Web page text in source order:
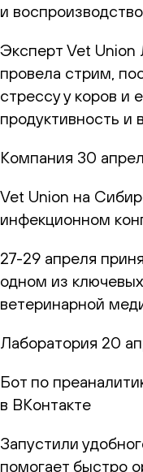
и воспроизводство
Эксперт Vet
провела стрим,
стрессу у коров и
продуктивность и
Компания 30
Vet Union на
инфекционном
27-29 апреля
одном из
ветеринарной
Лаборатория 20
Бот по
в ВКонтакте
Запустили
помогает быстро